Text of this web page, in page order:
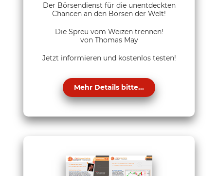
Der Börsendienst für die unentdeckten
Chancen an den Börsen der Welt!
Die Spreu vom Weizen trennen!
von Thomas May
Jetzt informieren und kostenlos testen!
Mehr Details bitte...